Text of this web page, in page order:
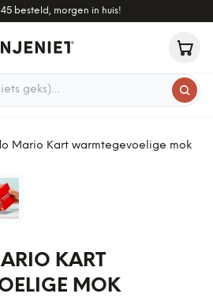
besteld, morgen in huis!
Mario Kart warmtegevoelige mok
KART
MOK